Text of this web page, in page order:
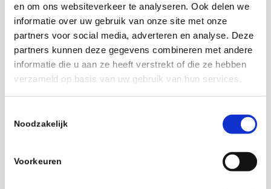
en om ons websiteverkeer te analyseren. Ook delen we
informatie over uw gebruik van onze site met onze
partners voor social media, adverteren en analyse. Deze
partners kunnen deze gegevens combineren met andere
informatie die u aan ze heeft verstrekt of die ze hebben
verzameld op basis van uw gebruik van hun services.
Noodzakelijk
Voorkeuren
Details
April 23 2021
End:
April 25 2021
Add to calendar